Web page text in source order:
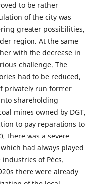
to be rather
of the city was
greater possibilities,
region. At the same
with the decrease in
challenge. The
had to be reduced,
privately run former
shareholding
mines owned by DGT,
to pay reparations to
there was a severe
had always played
of Pécs.
there were already